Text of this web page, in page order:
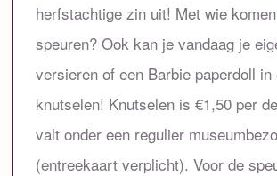
herfstachtige zin uit! Met wie
speuren? Ook kan je vandaag je
versieren of een Barbie paperdoll in
knutselen! Knutselen is €1,50 per
valt onder een regulier
(entreekaart verplicht). Voor de